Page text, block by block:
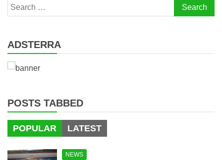
Search
for:
ADSTERRA
POSTS TABBED
POPULAR LATEST
NEWS